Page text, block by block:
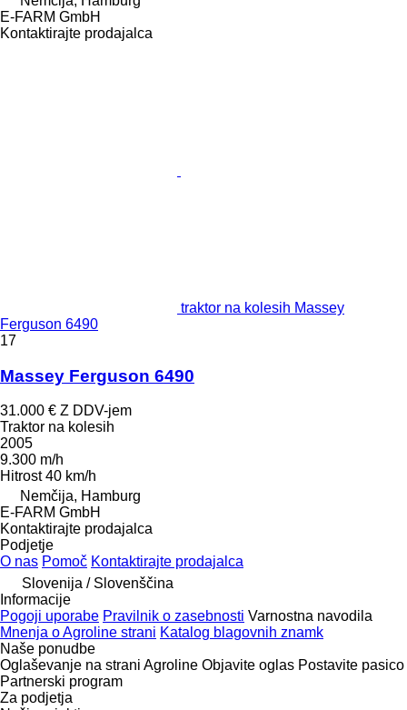
E-FARM GmbH
Kontaktirajte prodajalca
traktor na kolesih Massey
Ferguson 6490
17
Massey Ferguson 6490
31.000 € Z DDV-jem
Traktor na kolesih
2005
9.300 m/h
Hitrost 40 km/h
Nemčija, Hamburg
E-FARM GmbH
Kontaktirajte prodajalca
Podjetje
O nas Pomoč Kontaktirajte prodajalca
Slovenija / Slovenščina
Informacije
Pogoji uporabe Pravilnik o zasebnosti Varnostna navodila
Mnenja o Agroline strani Katalog blagovnih znamk
Naše ponudbe
Oglaševanje na strani Agroline Objavite oglas Postavite pasico
Partnerski program
Za podjetja